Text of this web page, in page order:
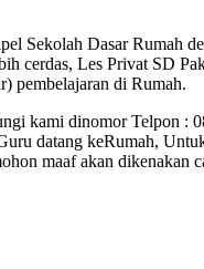
Sekolah Dasar Rumah
cerdas, Les Privat SD
pembelajaran di Rumah.
kami dinomor Telpon :
datang keRumah,
maaf akan dikenakan